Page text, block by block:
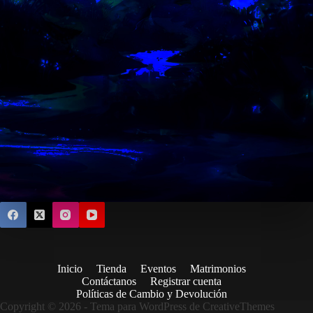
Inicio Tienda Eventos
Matrimonios
Contáctanos
Registrar cuenta
Políticas de Cambio y Devolución
Copyright © 2026 - Tema para WordPress de CreativeThemes